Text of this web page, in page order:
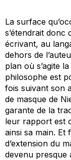
La surface
s’étendrait donc
écrivant, au
dehors de
plan où s’agite
philosophe est
fois suivant son
de masque de
garante de la
leur rapport est
ainsi sa main. Et
d’extension du
devenu presque